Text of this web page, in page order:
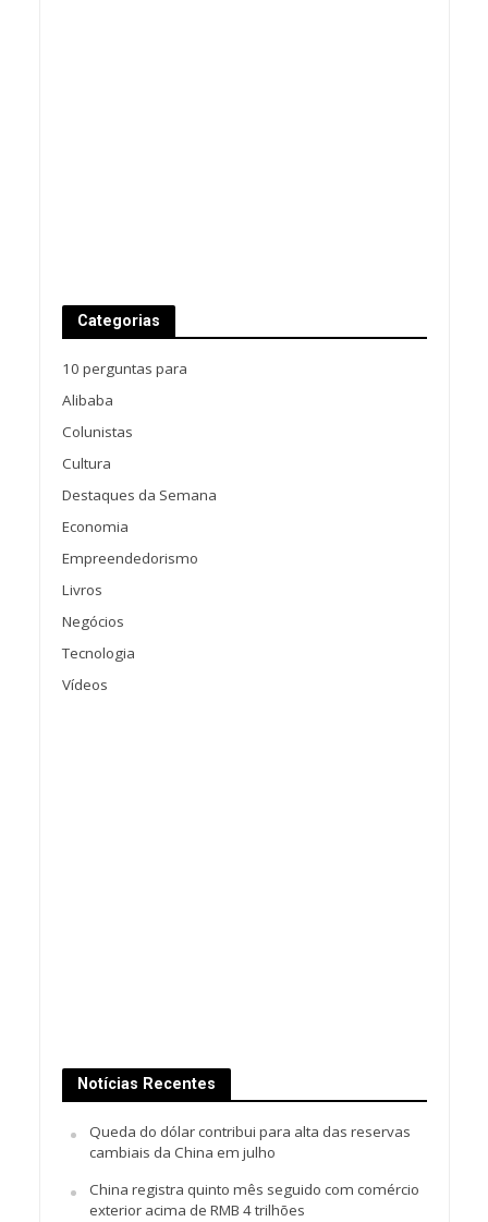
Categorias
10 perguntas para
Alibaba
Colunistas
Cultura
Destaques da Semana
Economia
Empreendedorismo
Livros
Negócios
Tecnologia
Vídeos
Notícias Recentes
Queda do dólar contribui para alta das reservas
cambiais da China em julho
China registra quinto mês seguido com comércio
exterior acima de RMB 4 trilhões